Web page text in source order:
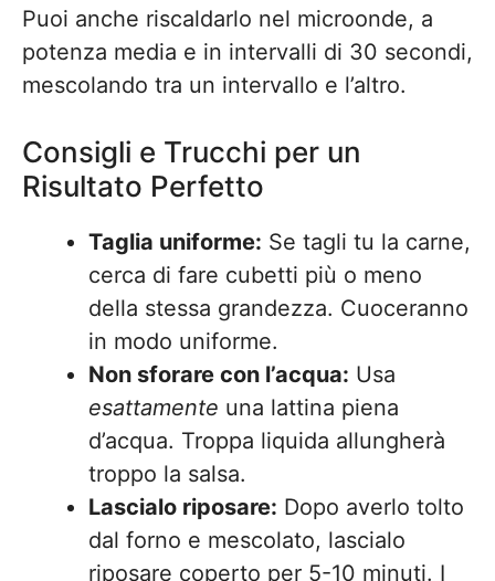
Puoi anche riscaldarlo nel microonde, a
potenza media e in intervalli di 30 secondi,
mescolando tra un intervallo e l’altro.
Consigli e Trucchi per un
Risultato Perfetto
Taglia uniforme: Se tagli tu la carne,
cerca di fare cubetti più o meno
della stessa grandezza. Cuoceranno
in modo uniforme.
Non sforare con l’acqua: Usa
esattamente una lattina piena
d’acqua. Troppa liquida allungherà
troppo la salsa.
Lascialo riposare: Dopo averlo tolto
dal forno e mescolato, lascialo
riposare coperto per 5-10 minuti. I